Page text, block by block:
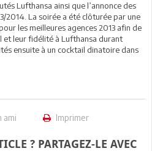
Lufthansa ainsi que l’annonce des
2014. La soirée a été clôturée par une
les meilleures agences 2013 afin de
et leur fidélité à Lufthansa durant
ensuite à un cocktail dinatoire dans
ami Imprimer
? PARTAGEZ-LE AVEC